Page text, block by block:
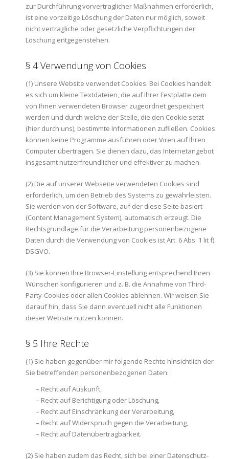
zur Durchführung vorvertraglicher Maßnahmen erforderlich,
ist eine vorzeitige Löschung der Daten nur möglich, soweit
nicht vertragliche oder gesetzliche Verpflichtungen der
Löschung entgegenstehen.
§ 4 Verwendung von Cookies
(1) Unsere Website verwendet Cookies. Bei Cookies handelt
es sich um kleine Textdateien, die auf Ihrer Festplatte dem
von Ihnen verwendeten Browser zugeordnet gespeichert
werden und durch welche der Stelle, die den Cookie setzt
(hier durch uns), bestimmte Informationen zufließen. Cookies
können keine Programme ausführen oder Viren auf Ihren
Computer übertragen. Sie dienen dazu, das Internetangebot
insgesamt nutzerfreundlicher und effektiver zu machen.
(2) Die auf unserer Webseite verwendeten Cookies sind
erforderlich, um den Betrieb des Systems zu gewährleisten.
Sie werden von der Software, auf der diese Seite basiert
(Content Management System), automatisch erzeugt. Die
Rechtsgrundlage für die Verarbeitung personenbezogene
Daten durch die Verwendung von Cookies ist Art. 6 Abs. 1 lit f).
DSGVO.
(3) Sie können Ihre Browser-Einstellung entsprechend Ihren
Wünschen konfigurieren und z. B. die Annahme von Third-
Party-Cookies oder allen Cookies ablehnen. Wir weisen Sie
darauf hin, dass Sie dann eventuell nicht alle Funktionen
dieser Website nutzen können.
§ 5 Ihre Rechte
(1) Sie haben gegenüber mir folgende Rechte hinsichtlich der
Sie betreffenden personenbezogenen Daten:
– Recht auf Auskunft,
– Recht auf Berichtigung oder Löschung,
– Recht auf Einschränkung der Verarbeitung,
– Recht auf Widerspruch gegen die Verarbeitung,
– Recht auf Datenübertragbarkeit.
(2) Sie haben zudem das Recht, sich bei einer Datenschutz-